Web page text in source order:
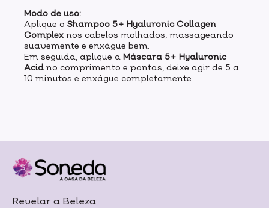
Modo de uso:
Aplique o Shampoo 5+ Hyaluronic Collagen
Complex nos cabelos molhados, massageando
suavemente e enxágue bem.
Em seguida, aplique a Máscara 5+ Hyaluronic
Acid no comprimento e pontas, deixe agir de 5 a
10 minutos e enxágue completamente.
Revelar a Beleza